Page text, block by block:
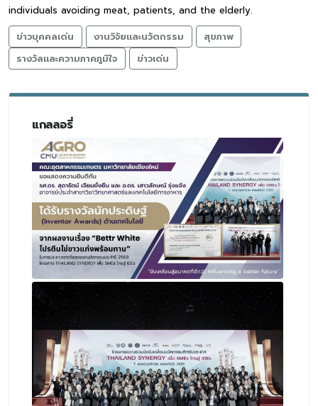
individuals avoiding meat, patients, and the elderly.
ข่าวบุคคลเด่น
งานวิจัยและนวัตกรรม
สุขภาพ
รางวัลและความภาคภูมิใจ
ข่าวเด่น
แกลลอรี่